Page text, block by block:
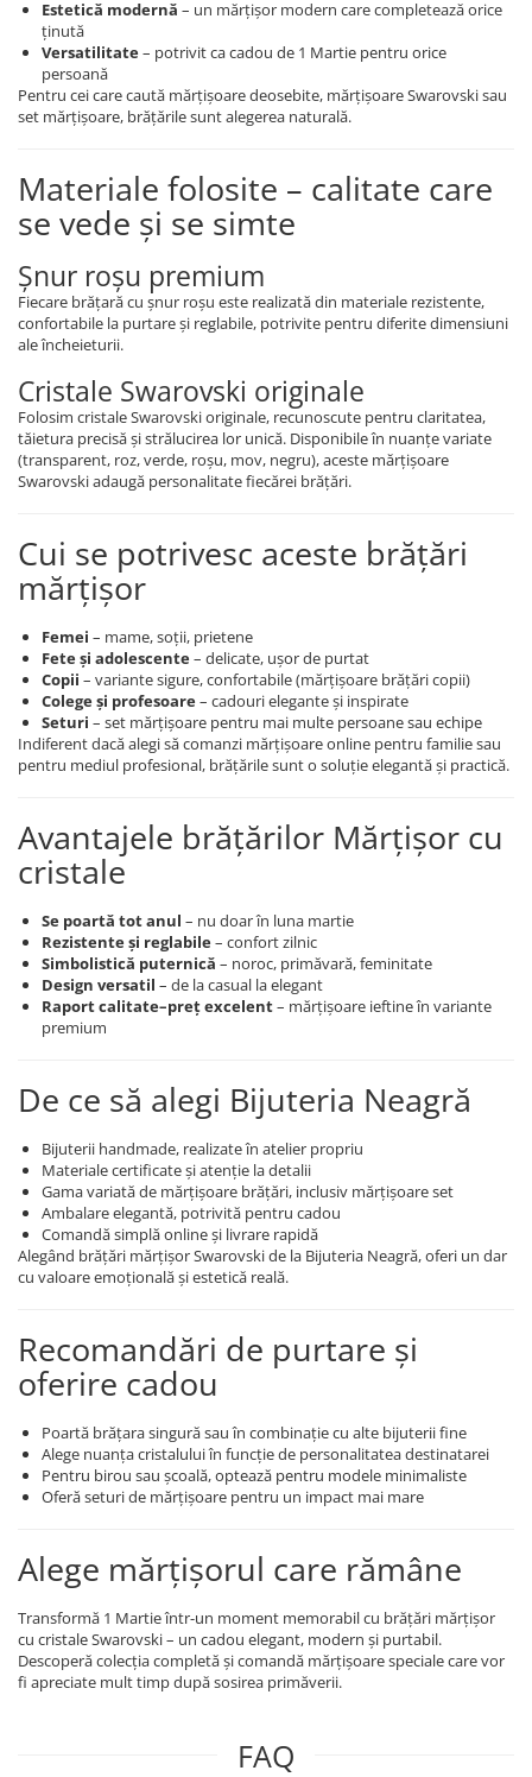
Estetică modernă – un mărțișor modern care completează orice
ținută
Versatilitate– potrivit ca cadou de 1 Martie pentru orice
persoană
Pentru cei care caută mărțișoare deosebite, mărțișoare Swarovski sau
set mărțișoare, brățările sunt alegerea naturală.
Materiale folosite – calitate care
se vede și se simte
Șnur roșu premium
Fiecare brățară cu șnur roșu este realizată din materiale rezistente,
confortabile la purtare și reglabile, potrivite pentru diferite dimensiuni
ale încheieturii.
Cristale Swarovski originale
Folosim cristale Swarovski originale, recunoscute pentru claritatea,
tăietura precisă și strălucirea lor unică. Disponibile în nuanțe variate
(transparent, roz, verde, roșu, mov, negru), aceste mărțișoare
Swarovski adaugă personalitate fiecărei brățări.
Cui se potrivesc aceste brățări
mărțișor
Femei – mame, soții, prietene
Fete și adolescente– delicate, ușor de purtat
Copii – variante sigure, confortabile (mărțișoare brățări copii)
Colege și profesoare– cadouri elegante și inspirate
Seturi – set mărțișoare pentru mai multe persoane sau echipe
Indiferent dacă alegi să comanzi mărțișoare online pentru familie sau
pentru mediul profesional, brățările sunt o soluție elegantă și practică.
Avantajele brățărilor Mărțișor cu
cristale
Se poartă tot anul – nu doar în luna martie
Rezistente și reglabile– confort zilnic
Simbolistică puternică – noroc, primăvară, feminitate
Design versatil – de la casual la elegant
Raport calitate–preț excelent– mărțișoare ieftine în variante
premium
De ce să alegi Bijuteria Neagră
Bijuterii handmade, realizate în atelier propriu
Materiale certificate și atenție la detalii
Gama variată de mărțișoare brățări, inclusiv mărțișoare set
Ambalare elegantă, potrivită pentru cadou
Comandă simplă online și livrare rapidă
Alegând brățări mărțișor Swarovski de la Bijuteria Neagră, oferi un dar
cu valoare emoțională și estetică reală.
Recomandări de purtare și
oferire cadou
Poartă brățara singură sau în combinație cu alte bijuterii fine
Alege nuanța cristalului în funcție de personalitatea destinatarei
Pentru birou sau școală, optează pentru modele minimaliste
Oferă seturi de mărțișoare pentru un impact mai mare
Alege mărțișorul care rămâne
Transformă 1 Martie într-un moment memorabil cu brățări mărțișor
cu cristale Swarovski – un cadou elegant, modern și purtabil.
Descoperă colecția completă și comandă mărțișoare speciale care vor
fi apreciate mult timp după sosirea primăverii.
FAQ